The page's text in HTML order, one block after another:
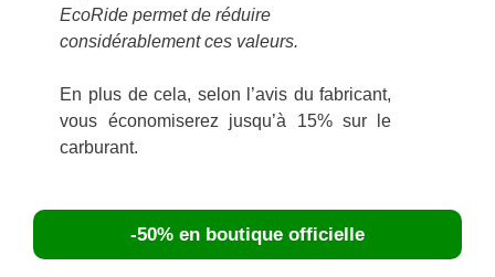
EcoRide permet de réduire
considérablement ces valeurs.
En plus de cela, selon l’avis du fabricant,
vous économiserez jusqu’à 15% sur le
carburant.
-50% en boutique officielle